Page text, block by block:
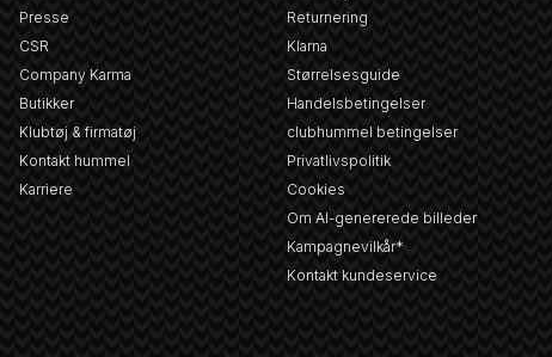
Presse
CSR
Company Karma
Butikker
Klubtøj & firmatøj
Kontakt hummel
Karriere
Returnering
Klarna
Størrelsesguide
Handelsbetingelser
clubhummel betingelser
Privatlivspolitik
Cookies
Om AI-genererede billeder
Kampagnevilkår*
Kontakt kundeservice